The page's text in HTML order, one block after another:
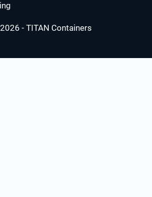
- TITAN Containers